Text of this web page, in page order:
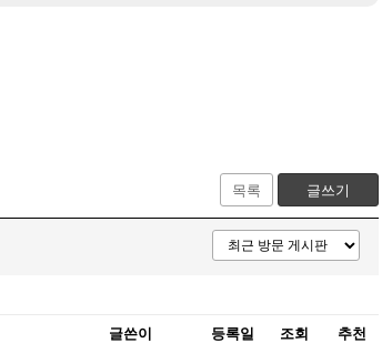
목록 글쓰기
글쓴이 등록일 조회 추천